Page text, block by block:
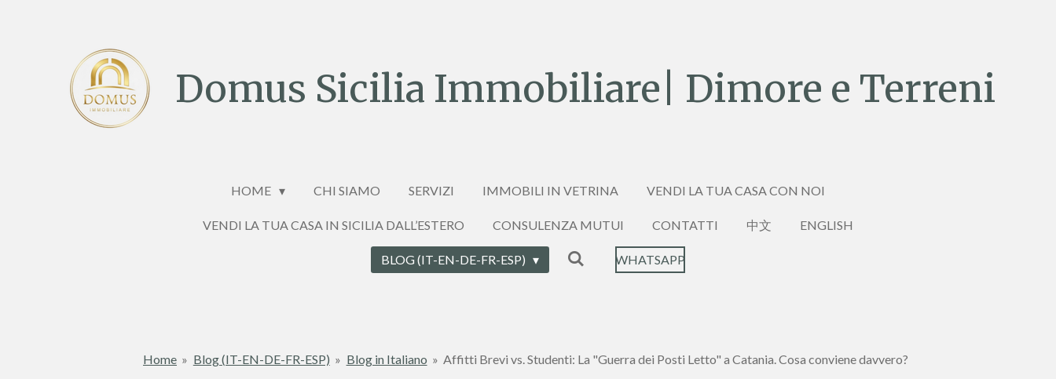
Domus Sicilia Immobiliare| Dimore e Terreni
HOME CHI SIAMO SERVIZI IMMOBILI IN VETRINA VENDI LA TUA CASA CON NOI
VENDI LA TUA CASA IN SICILIA DALL’ESTERO CONSULENZA MUTUI CONTATTI 中文 ENGLISH
BLOG (IT-EN-DE-FR-ESP) WHATSAPP
Home » Blog (IT-EN-DE-FR-ESP) » Blog in Italiano » Affitti Brevi vs. Studenti: La "Guerra dei Posti Letto" a Catania. Cosa conviene davvero?